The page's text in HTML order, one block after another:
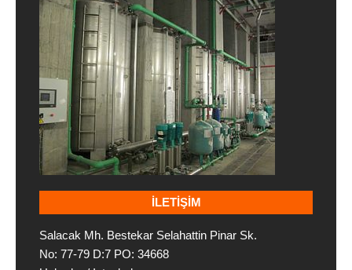
İLETIŞIM
Salacak Mh. Bestekar Selahattin Pinar Sk.
No: 77-79 D:7 PO: 34668